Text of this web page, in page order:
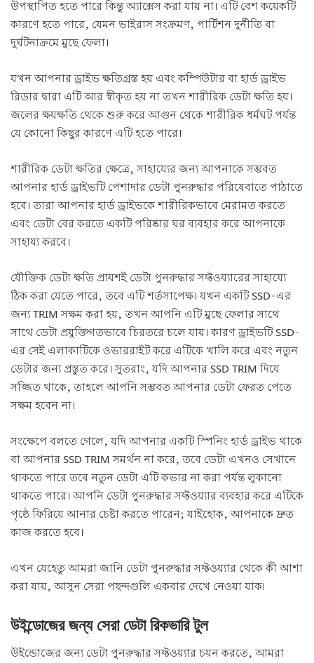
উপস্থাপিত হতে পারে কিন্তু অ্যাক্সেস করা যায় না। এটি বেশ কয়েকটি
কারণে হতে পারে, যেমন ভাইরাস সংক্রমণ, পার্টিশন দুর্নীতি বা
দুর্ঘটনাক্রমে মুছে ফেলা।
যখন আপনার ড্রাইভ ক্ষতিগ্রস্ত হয় এবং কম্পিউটার বা হার্ড ড্রাইভ
রিডার দ্বারা এটি আর স্বীকৃত হয় না তখন শারীরিক ডেটা ক্ষতি হয়।
জলের ক্ষয়ক্ষতি থেকে শুরু করে আগুন থেকে শারীরিক ধর্মঘট পর্যন্ত
যে কোনো কিছুর কারণে এটি হতে পারে।
শারীরিক ডেটা ক্ষতির ক্ষেত্রে, সাহায্যের জন্য আপনাকে সম্ভবত
আপনার হার্ড ড্রাইভটি পেশাদার ডেটা পুনরুদ্ধার পরিষেবাতে পাঠাতে
হবে। তারা আপনার হার্ড ড্রাইভকে শারীরিকভাবে মেরামত করতে
এবং ডেটা বের করতে একটি পরিষ্কার ঘর ব্যবহার করে আপনাকে
সাহায্য করবে।
যৌক্তিক ডেটা ক্ষতি প্রায়শই ডেটা পুনরুদ্ধার সফ্টওয়্যারের সাহায্যে
ঠিক করা যেতে পারে, তবে এটি শর্তসাপেক্ষ। যখন একটি SSD-এর
জন্য TRIM সক্ষম করা হয়, তখন আপনি এটি মুছে ফেলার সাথে
সাথে ডেটা প্রযুক্তিগতভাবে চিরতরে চলে যায়। কারণ ড্রাইভটি SSD-
এর সেই এলাকাটিকে ওভাররাইট করে এটিকে খালি করে এবং নতুন
ডেটার জন্য প্রস্তুত করে। সুতরাং, যদি আপনার SSD TRIM দিয়ে
সজ্জিত থাকে, তাহলে আপনি সম্ভবত আপনার ডেটা ফেরত পেতে
সক্ষম হবেন না।
সংক্ষেপে বলতে গেলে, যদি আপনার একটি স্পিনিং হার্ড ড্রাইভ থাকে
বা আপনার SSD TRIM সমর্থন না করে, তবে ডেটা এখনও সেখানে
থাকতে পারে তবে নতুন ডেটা এটি কভার না করা পর্যন্ত লুকানো
থাকতে পারে। আপনি ডেটা পুনরুদ্ধার সফ্টওয়্যার ব্যবহার করে এটিকে
পৃষ্ঠে ফিরিয়ে আনার চেষ্টা করতে পারেন; যাইহোক, আপনাকে দ্রুত
কাজ করতে হবে।
এখন যেহেতু আমরা জানি ডেটা পুনরুদ্ধার সফ্টওয়্যার থেকে কী আশা
করা যায়, আসুন সেরা পছন্দগুলি একবার দেখে নেওয়া যাক৷
উইন্ডোজের জন্য সেরা ডেটা রিকভারি টুল
উইন্ডোজের জন্য ডেটা পুনরুদ্ধার সফ্টওয়্যার চয়ন করতে, আমরা